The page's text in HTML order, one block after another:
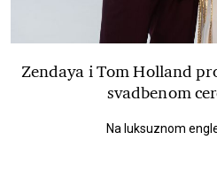
Zendaya i Tom Holland
svadbenom
Na luksuznom